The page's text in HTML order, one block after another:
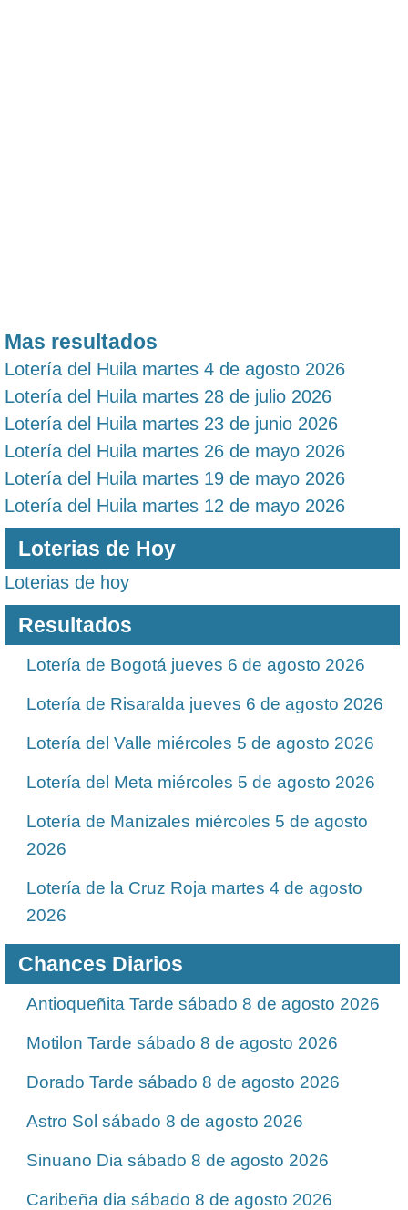
Mas resultados
Lotería del Huila martes 4 de agosto 2026
Lotería del Huila martes 28 de julio 2026
Lotería del Huila martes 23 de junio 2026
Lotería del Huila martes 26 de mayo 2026
Lotería del Huila martes 19 de mayo 2026
Lotería del Huila martes 12 de mayo 2026
Loterias de Hoy
Loterias de hoy
Resultados
Lotería de Bogotá jueves 6 de agosto 2026
Lotería de Risaralda jueves 6 de agosto 2026
Lotería del Valle miércoles 5 de agosto 2026
Lotería del Meta miércoles 5 de agosto 2026
Lotería de Manizales miércoles 5 de agosto
2026
Lotería de la Cruz Roja martes 4 de agosto
2026
Chances Diarios
Antioqueñita Tarde sábado 8 de agosto 2026
Motilon Tarde sábado 8 de agosto 2026
Dorado Tarde sábado 8 de agosto 2026
Astro Sol sábado 8 de agosto 2026
Sinuano Dia sábado 8 de agosto 2026
Caribeña dia sábado 8 de agosto 2026